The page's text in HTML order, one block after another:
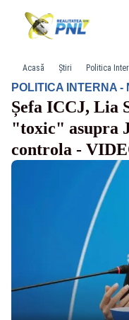
Acasă Știri Politica
POLITICA INTERNA -
Șefa ICCJ, Lia
"toxic" asupra
controla -